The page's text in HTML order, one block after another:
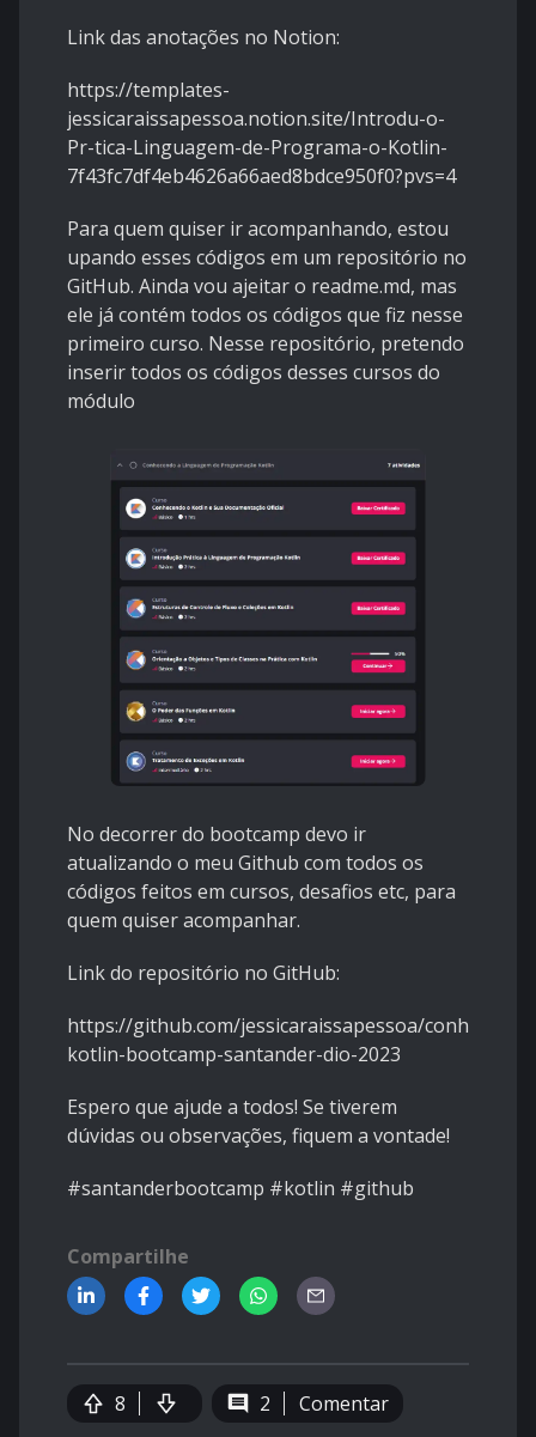
Link das anotações no Notion:
https://templates-
jessicaraissapessoa.notion.site/Introdu-o-
Pr-tica-Linguagem-de-Programa-o-Kotlin-
7f43fc7df4eb4626a66aed8bdce950f0?pvs=4
Para quem quiser ir acompanhando, estou
upando esses códigos em um repositório no
GitHub. Ainda vou ajeitar o readme.md, mas
ele já contém todos os códigos que fiz nesse
primeiro curso. Nesse repositório, pretendo
inserir todos os códigos desses cursos do
módulo
No decorrer do bootcamp devo ir
atualizando o meu Github com todos os
códigos feitos em cursos, desafios etc, para
quem quiser acompanhar.
Link do repositório no GitHub:
https://github.com/jessicaraissapessoa/
kotlin-bootcamp-santander-dio-2023
Espero que ajude a todos! Se tiverem
dúvidas ou observações, fiquem a vontade!
#santanderbootcamp #kotlin #github
Compartilhe
8 2 Comentar